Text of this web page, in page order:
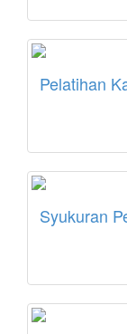
Pelatihan
Syukuran